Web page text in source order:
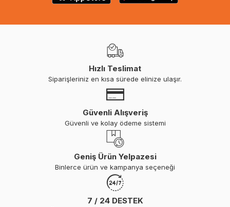
Hızlı Teslimat
Siparişleriniz en kısa sürede elinize ulaşır.
Güvenli Alışveriş
Güvenli ve kolay ödeme sistemi
Geniş Ürün Yelpazesi
Binlerce ürün ve kampanya seçeneği
7 / 24 DESTEK